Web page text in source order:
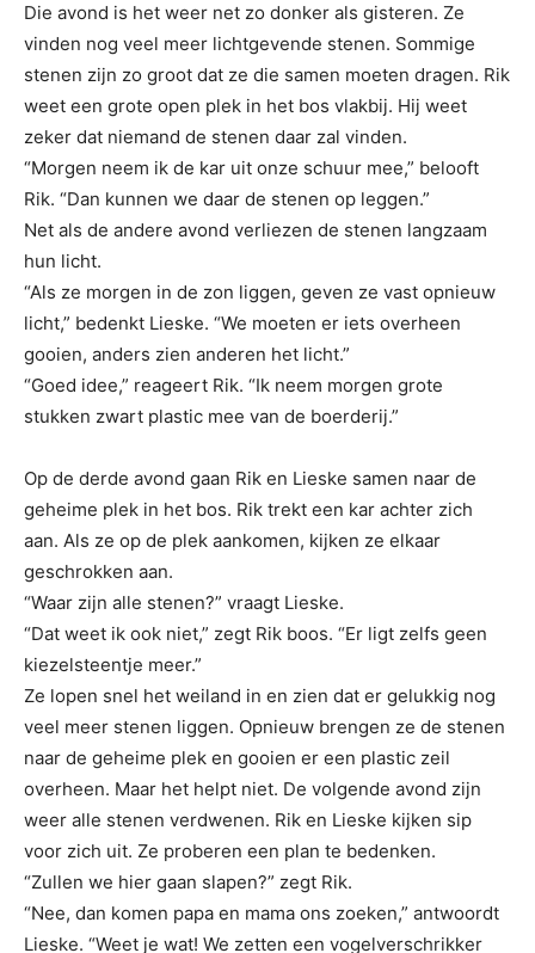
Die avond is het weer net zo donker als gisteren. Ze
vinden nog veel meer lichtgevende stenen. Sommige
stenen zijn zo groot dat ze die samen moeten dragen. Rik
weet een grote open plek in het bos vlakbij. Hij weet
zeker dat niemand de stenen daar zal vinden.
“Morgen neem ik de kar uit onze schuur mee,” belooft
Rik. “Dan kunnen we daar de stenen op leggen.”
Net als de andere avond verliezen de stenen langzaam
hun licht.
“Als ze morgen in de zon liggen, geven ze vast opnieuw
licht,” bedenkt Lieske. “We moeten er iets overheen
gooien, anders zien anderen het licht.”
“Goed idee,” reageert Rik. “Ik neem morgen grote
stukken zwart plastic mee van de boerderij.”
Op de derde avond gaan Rik en Lieske samen naar de
geheime plek in het bos. Rik trekt een kar achter zich
aan. Als ze op de plek aankomen, kijken ze elkaar
geschrokken aan.
“Waar zijn alle stenen?” vraagt Lieske.
“Dat weet ik ook niet,” zegt Rik boos. “Er ligt zelfs geen
kiezelsteentje meer.”
Ze lopen snel het weiland in en zien dat er gelukkig nog
veel meer stenen liggen. Opnieuw brengen ze de stenen
naar de geheime plek en gooien er een plastic zeil
overheen. Maar het helpt niet. De volgende avond zijn
weer alle stenen verdwenen. Rik en Lieske kijken sip
voor zich uit. Ze proberen een plan te bedenken.
“Zullen we hier gaan slapen?” zegt Rik.
“Nee, dan komen papa en mama ons zoeken,” antwoordt
Lieske. “Weet je wat! We zetten een vogelverschrikker